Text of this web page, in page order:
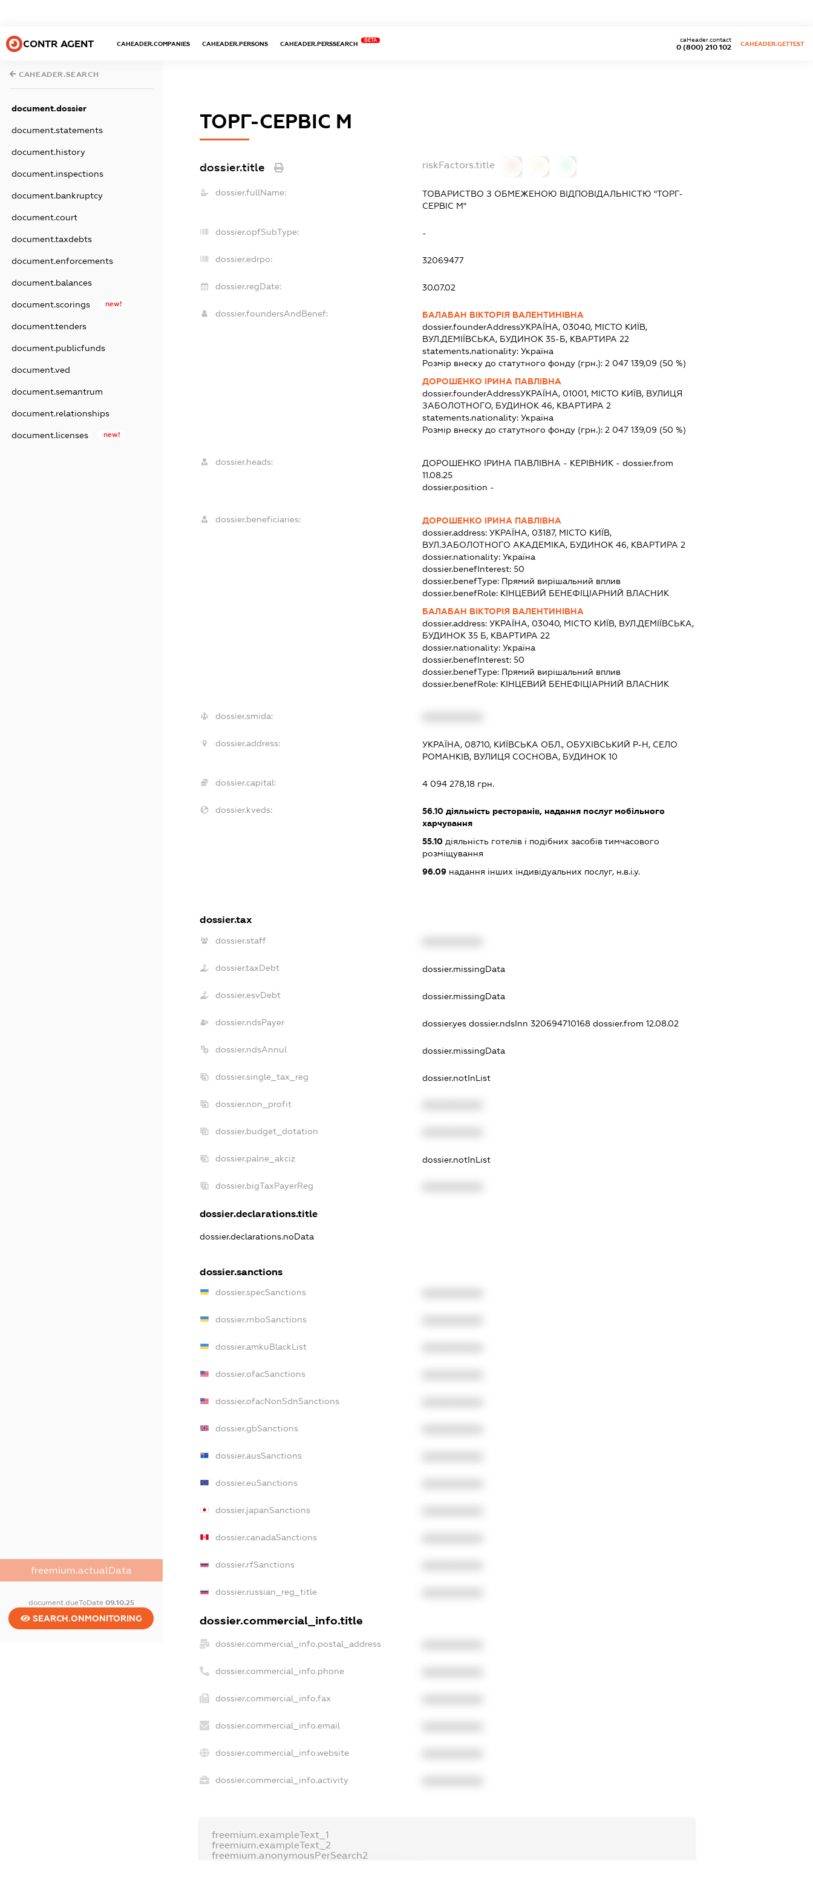
CONTR AGENT CAHEADER.COMPANIES CAHEADER.PERSONS CAHEADER.PERSSEARCH
BETA
0 (800) 210 102
caHeader.contact
CAHEADER.GETTEST
CAHEADER.SEARCH
document.dossier
document.statements
document.history
document.inspections
document.bankruptcy
document.court
document.taxdebts
document.enforcements
document.balances
document.scorings new!
document.tenders
document.publicfunds
document.ved
document.semantrum
document.relationships
document.licenses new!
freemium.actualData
document.dueToDate 09.10.25
SEARCH.ONMONITORING
ТОРГ-СЕРВІС М
dossier.title riskFactors.title
dossier.fullName:
ТОВАРИСТВО З ОБМЕЖЕНОЮ ВІДПОВІДАЛЬНІСТЮ "ТОРГ-
СЕРВІС М"
dossier.opfSubType: -
dossier.edrpo: 32069477
dossier.regDate: 30.07.02
dossier.foundersAndBenef:
БАЛАБАН ВІКТОРІЯ ВАЛЕНТИНІВНА
dossier.founderAddressУКРАЇНА, 03040, МІСТО КИЇВ,
ВУЛ.ДЕМІЇВСЬКА, БУДИНОК 35-Б, КВАРТИРА 22
statements.nationality:Україна
Розмір внеску до статутного фонду (грн.):2 047 139,09 (50 %)
ДОРОШЕНКО ІРИНА ПАВЛІВНА
dossier.founderAddressУКРАЇНА, 01001, МІСТО КИЇВ, ВУЛИЦЯ
ЗАБОЛОТНОГО, БУДИНОК 46, КВАРТИРА 2
statements.nationality:Україна
Розмір внеску до статутного фонду (грн.):2 047 139,09 (50 %)
dossier.heads: ДОРОШЕНКО ІРИНА ПАВЛІВНА - КЕРІВНИК - dossier.from
11.08.25
dossier.position -
dossier.beneficiaries:
ДОРОШЕНКО ІРИНА ПАВЛІВНА
dossier.address:УКРАЇНА, 03187, МІСТО КИЇВ,
ВУЛ.ЗАБОЛОТНОГО АКАДЕМІКА, БУДИНОК 46, КВАРТИРА 2
dossier.nationality:Україна
dossier.benefInterest:50
dossier.benefType: Прямий вирішальний вплив
dossier.benefRole: КІНЦЕВИЙ БЕНЕФІЦІАРНИЙ ВЛАСНИК
БАЛАБАН ВІКТОРІЯ ВАЛЕНТИНІВНА
dossier.address:УКРАЇНА, 03040, МІСТО КИЇВ, ВУЛ.ДЕМІЇВСЬКА,
БУДИНОК 35 Б, КВАРТИРА 22
dossier.nationality:Україна
dossier.benefInterest:50
dossier.benefType: Прямий вирішальний вплив
dossier.benefRole: КІНЦЕВИЙ БЕНЕФІЦІАРНИЙ ВЛАСНИК
dossier.smida:
dossier.address:
УКРАЇНА, 08710, КИЇВСЬКА ОБЛ., ОБУХІВСЬКИЙ Р-Н, СЕЛО
РОМАНКІВ, ВУЛИЦЯ СОСНОВА, БУДИНОК 10
dossier.capital: 4 094 278,18 грн.
dossier.kveds: 56.10 діяльність ресторанів, надання послуг мобільного
харчування
55.10 діяльність готелів і подібних засобів тимчасового
розміщування
96.09 надання інших індивідуальних послуг, н.в.і.у.
dossier.tax
dossier.staff
dossier.taxDebt dossier.missingData
dossier.esvDebt dossier.missingData
dossier.ndsPayer dossier.yesdossier.ndsInn 320694710168dossier.from 12.08.02
dossier.ndsAnnul dossier.missingData
dossier.single_tax_reg dossier.notInList
dossier.non_profit
dossier.budget_dotation
dossier.palne_akciz dossier.notInList
dossier.bigTaxPayerReg
dossier.declarations.title
dossier.declarations.noData
dossier.sanctions
dossier.specSanctions
dossier.rnboSanctions
dossier.amkuBlackList
dossier.ofacSanctions
dossier.ofacNonSdnSanctions
dossier.gbSanctions
dossier.ausSanctions
dossier.euSanctions
dossier.japanSanctions
dossier.canadaSanctions
dossier.rfSanctions
dossier.russian_reg_title
dossier.commercial_info.title
dossier.commercial_info.postal_address
dossier.commercial_info.phone
dossier.commercial_info.fax
dossier.commercial_info.email
dossier.commercial_info.website
dossier.commercial_info.activity
freemium.exampleText_1
freemium.exampleText_2
freemium.anonymousPerSearch2